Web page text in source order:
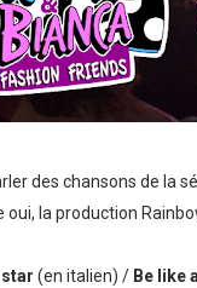
des chansons de la
oui, la production
(en italien) / Be like